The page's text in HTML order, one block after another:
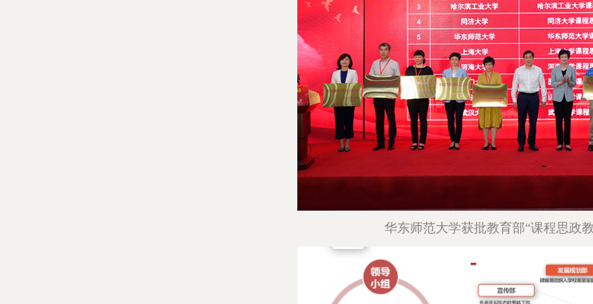
华东师范大学获批教育部“课程思政